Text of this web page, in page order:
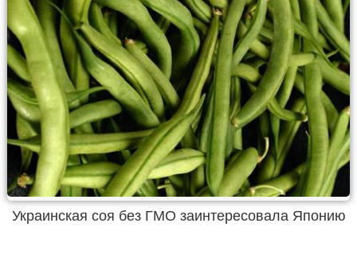
Украинская соя без ГМО заинтересовала Японию